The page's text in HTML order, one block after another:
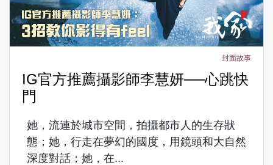
封面故事
IG官方推薦攝影師李慧妍──心跳快
門
她，流連於城市空間，拍攝都市人的生存狀
態；她，行走在夢幻的國度，用鏡頭和大自然
深度對話；她，在...